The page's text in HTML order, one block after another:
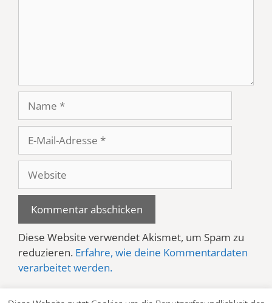
Mail-
Adresse
Website
Diese Website verwendet Akismet, um Spam zu
reduzieren. Erfahre, wie deine Kommentardaten
verarbeitet werden.